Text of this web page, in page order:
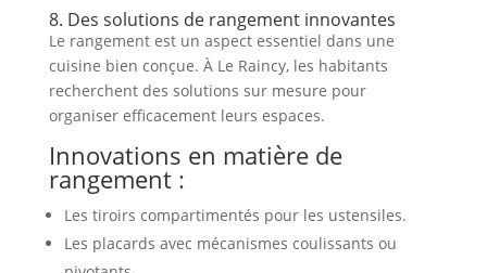
8. Des solutions de rangement innovantes
Le rangement est un aspect essentiel dans une
cuisine bien conçue. À Le Raincy, les habitants
recherchent des solutions sur mesure pour
organiser efficacement leurs espaces.
Innovations en matière de
rangement :
Les tiroirs compartimentés pour les ustensiles.
Les placards avec mécanismes coulissants ou